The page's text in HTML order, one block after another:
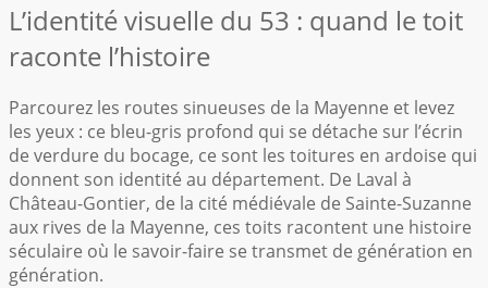
L’identité visuelle du 53 : quand le toit
raconte l’histoire
Parcourez les routes sinueuses de la Mayenne et levez
les yeux : ce bleu-gris profond qui se détache sur l’écrin
de verdure du bocage, ce sont les toitures en ardoise qui
donnent son identité au département. De Laval à
Château-Gontier, de la cité médiévale de Sainte-Suzanne
aux rives de la Mayenne, ces toits racontent une histoire
séculaire où le savoir-faire se transmet de génération en
génération.